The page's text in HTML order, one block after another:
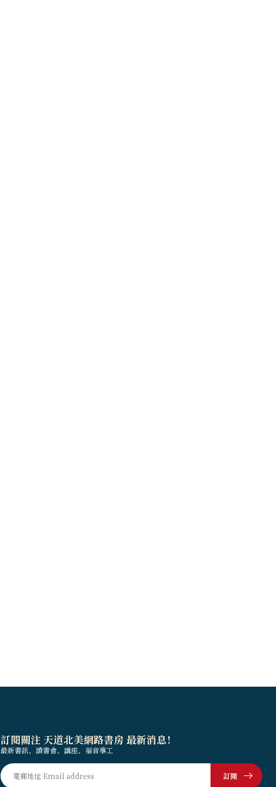
訂閱關注 天道北美網路書房 最新消息！
最新書訊、讀書會、講座、福音事工
訂閱